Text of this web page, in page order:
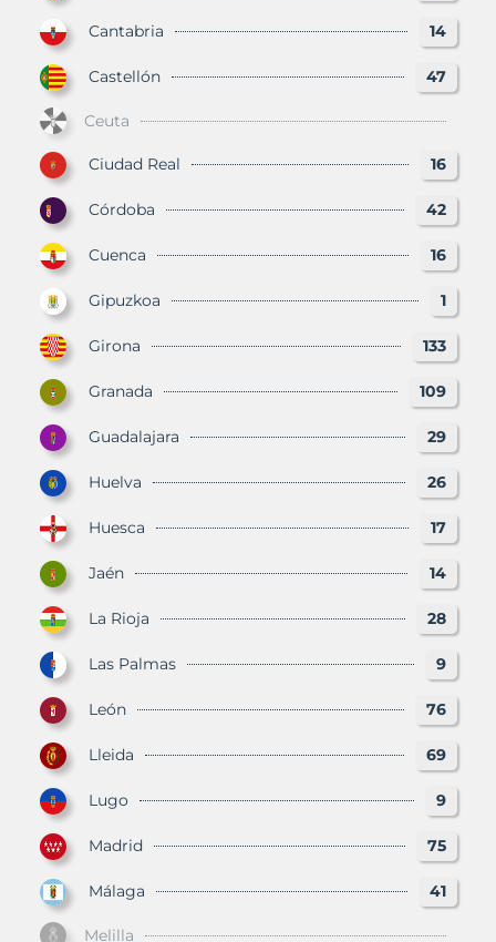
Cantabria 14
Castellón 47
Ceuta
Ciudad Real 16
Córdoba 42
Cuenca 16
Gipuzkoa 1
Girona 133
Granada 109
Guadalajara 29
Huelva 26
Huesca 17
Jaén 14
La Rioja 28
Las Palmas 9
León 76
Lleida 69
Lugo 9
Madrid 75
Málaga 41
Melilla